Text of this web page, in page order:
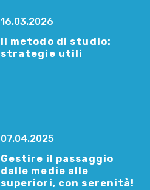
16.03.2026
Il metodo di studio:
strategie utili
07.04.2025
Gestire il passaggio
dalle medie alle
superiori, con serenità!